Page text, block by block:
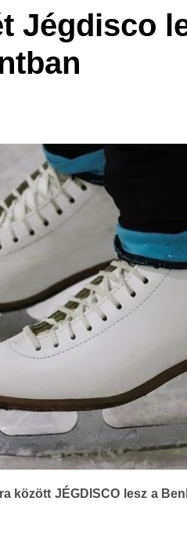
Jégdisco
között JÉGDISCO lesz a